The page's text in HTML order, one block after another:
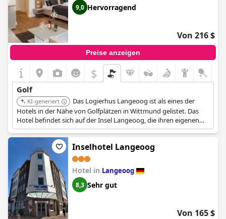
9,0 Hervorragend
Von 216 $
Preise anzeigen
$
Golf
KI-generiert
Das Logierhus Langeoog ist als eines der
Hotels in der Nähe von Golfplätzen in Wittmund gelistet. Das
Hotel befindet sich auf der Insel Langeoog, die ihren eigenen
Golfclub, GC Insel Langeoog, besitzt.
Inselhotel Langeoog
Hotel in Langeoog
8,3 Sehr gut
Von 165 $